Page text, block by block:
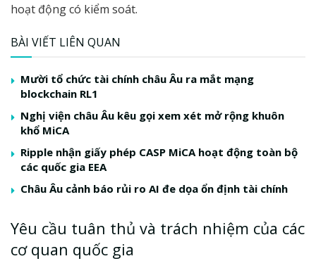
hoạt động có kiểm soát.
BÀI VIẾT LIÊN QUAN
Mười tổ chức tài chính châu Âu ra mắt mạng
blockchain RL1
Nghị viện châu Âu kêu gọi xem xét mở rộng khuôn
khổ MiCA
Ripple nhận giấy phép CASP MiCA hoạt động toàn bộ
các quốc gia EEA
Châu Âu cảnh báo rủi ro AI đe dọa ổn định tài chính
Yêu cầu tuân thủ và trách nhiệm của các
cơ quan quốc gia